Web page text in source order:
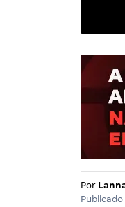
Por
Publicado